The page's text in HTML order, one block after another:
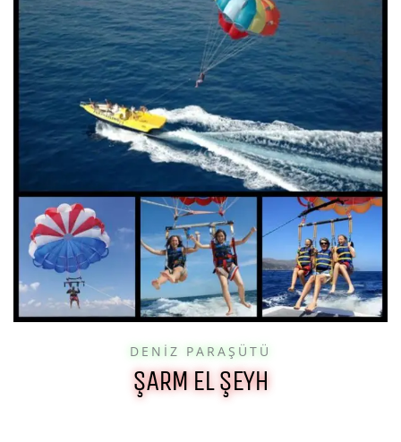
DENIZ PARAŞÜTÜ
ŞARM EL ŞEYH